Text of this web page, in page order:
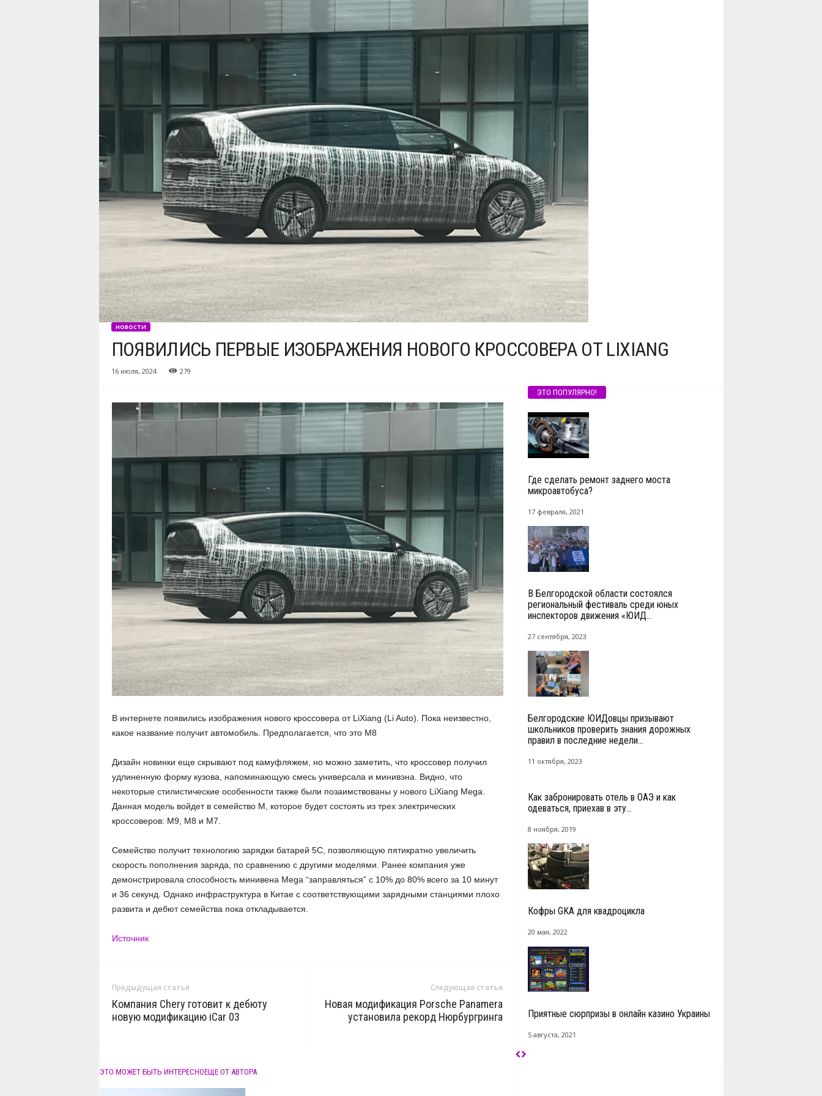
НОВОСТИ
ПОЯВИЛИСЬ ПЕРВЫЕ ИЗОБРАЖЕНИЯ НОВОГО КРОССОВЕРА ОТ LIXIANG
16 июля, 2024 279
В интернете появились изображения нового кроссовера от LiXiang (Li Auto). Пока неизвестно,
какое название получит автомобиль. Предполагается, что это M8
Дизайн новинки еще скрывают под камуфляжем, но можно заметить, что кроссовер получил
удлиненную форму кузова, напоминающую смесь универсала и минивэна. Видно, что
некоторые стилистические особенности также были позаимствованы у нового LiXiang Mega.
Данная модель войдет в семейство M, которое будет состоять из трех электрических
кроссоверов: M9, M8 и M7.
Семейство получит технологию зарядки батарей 5C, позволяющую пятикратно увеличить
скорость пополнения заряда, по сравнению с другими моделями. Ранее компания уже
демонстрировала способность минивена Mega “заправляться” с 10% до 80% всего за 10 минут
и 36 секунд. Однако инфраструктура в Китае с соответствующими зарядными станциями плохо
развита и дебют семейства пока откладывается.
Источник
Предыдущая статья
Компания Chery готовит к дебюту
новую модификацию iCar 03
Следующая статья
Новая модификация Porsche Panamera
установила рекорд Нюрбургринга
ЭТО МОЖЕТ БЫТЬ ИНТЕРЕСНОЕЩЕ ОТ АВТОРА
ЭТО ПОПУЛЯРНО!
Где сделать ремонт заднего моста
микроавтобуса?
17 февраля, 2021
В Белгородской области состоялся
региональный фестиваль среди юных
инспекторов движения «ЮИД...
27 сентября, 2023
Белгородские ЮИДовцы призывают
школьников проверить знания дорожных
правил в последние недели...
11 октября, 2023
Как забронировать отель в ОАЭ и как
одеваться, приехав в эту...
8 ноября, 2019
Кофры GKA для квадроцикла
20 мая, 2022
Приятные сюрпризы в онлайн казино Украины
5 августа, 2021